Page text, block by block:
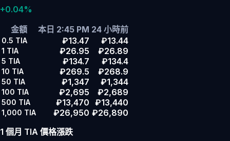
+0.04%
金額
本日 2:45 PM 24 小時前
0.5 TIA ₽13.47 ₽13.44
1 TIA ₽26.95 ₽26.89
5 TIA ₽134.7 ₽134.4
10 TIA ₽269.5 ₽268.9
50 TIA ₽1,347 ₽1,344
100 TIA ₽2,695 ₽2,689
500 TIA ₽13,470 ₽13,440
1,000 TIA ₽26,950 ₽26,890
1 個月 TIA 價格漲跌